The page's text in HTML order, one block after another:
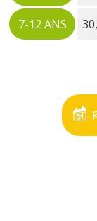
7-12 ANS